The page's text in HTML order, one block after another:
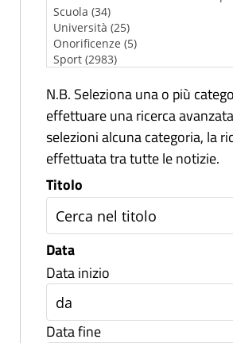
N.B. Seleziona una o più
effettuare una ricerca
selezioni alcuna categoria, la
effettuata tra tutte le notizie.
Titolo
Data
Data inizio
Data fine